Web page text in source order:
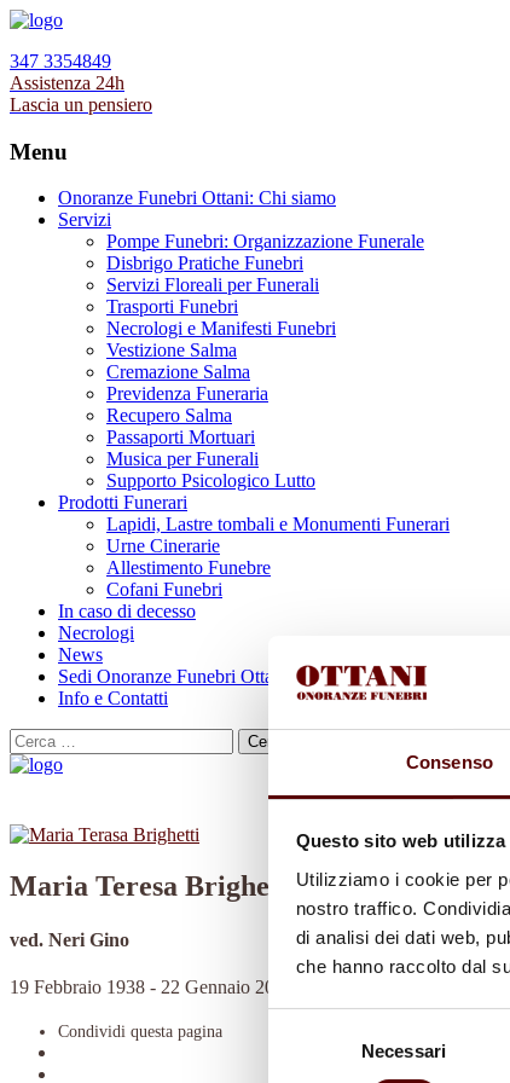
Consenso
Questo sito web
Utilizziamo i cookie per
nostro traffico.
di analisi dei dati web,
che hanno raccolto dal
Necessari
347 3354849
Assistenza 24h
Lascia un pensiero
Menu
Onoranze Funebri Ottani: Chi siamo
Servizi
Pompe Funebri: Organizzazione Funerale
Disbrigo Pratiche Funebri
Servizi Floreali per Funerali
Trasporti Funebri
Necrologi e Manifesti Funebri
Vestizione Salma
Cremazione Salma
Previdenza Funeraria
Recupero Salma
Passaporti Mortuari
Musica per Funerali
Supporto Psicologico Lutto
Prodotti Funerari
Lapidi, Lastre tombali e Monumenti Funerari
Urne Cinerarie
Allestimento Funebre
Cofani Funebri
In caso di decesso
Necrologi
News
Sedi Onoranze Funebri Ottani
Info e Contatti
Cerca
per:
Maria Teresa Brighetti
ved. Neri Gino
19 Febbraio 1938 - 22 Gennaio 2022
Condividi questa pagina